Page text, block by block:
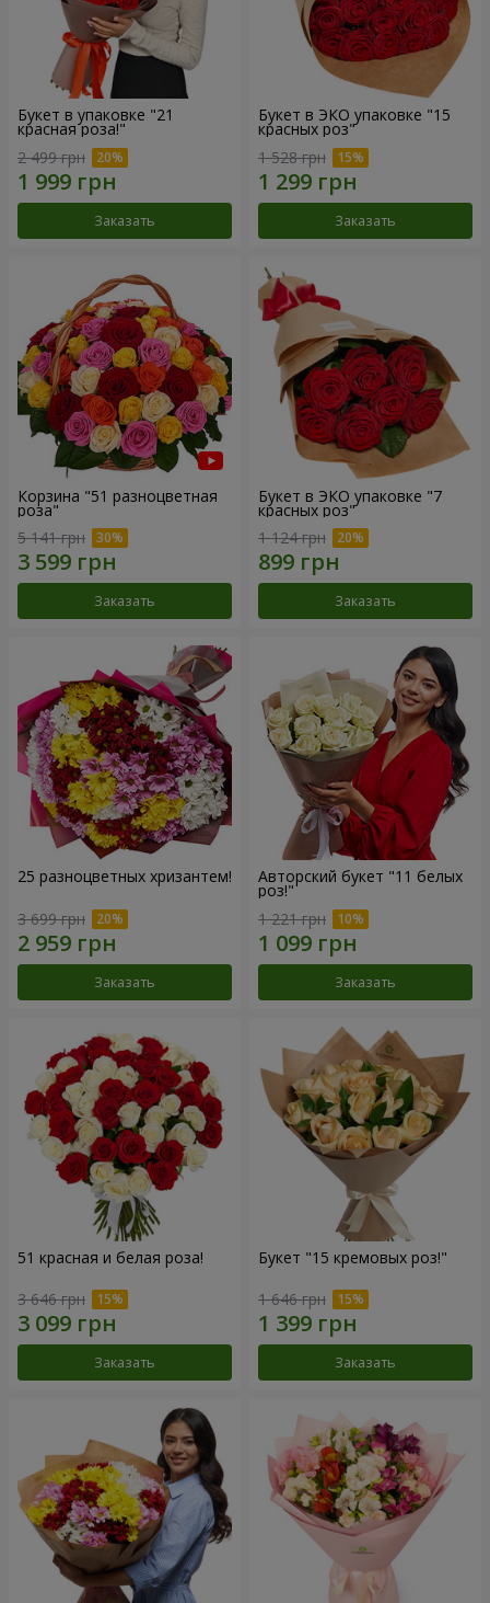
Букет в упаковке "21
красная роза!"
2 499 грн
Заказать
Букет в ЭКО упаковке "15
красных роз"
1 528 грн
Заказать
Корзина "51 разноцветная
роза"
5 141 грн
Заказать
Букет в ЭКО упаковке "7
красных роз"
1 124 грн
Заказать
25 разноцветных хризантем!
3 699 грн
Заказать
Авторский букет "11 белых
роз!"
1 221 грн
Заказать
51 красная и белая роза!
3 646 грн
Заказать
Букет "15 кремовых роз!"
1 646 грн
Заказать